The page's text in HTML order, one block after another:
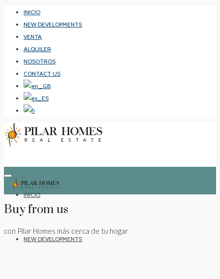
INICIO
NEW DEVELOPMENTS
VENTA
ALQUILER
NOSOTROS
CONTACT US
INICIO
NEW DEVELOPMENTS
Buy from us
con Pilar Homes más cerca de tu hogar